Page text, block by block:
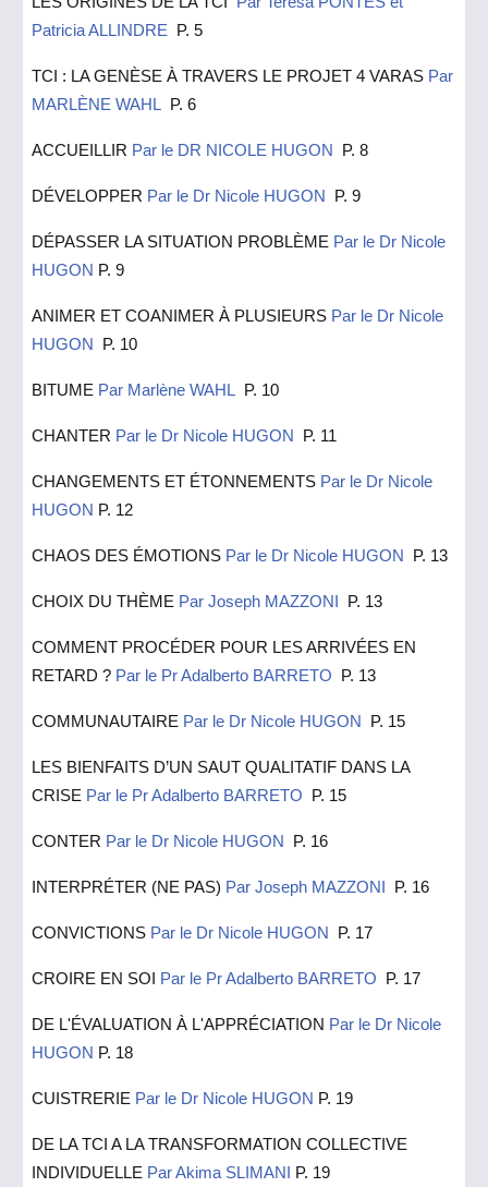
Patricia ALLINDRE P. 5
TCI : LA GENÈSE À TRAVERS LE PROJET 4 VARAS Par
MARLÈNE WAHL P. 6
ACCUEILLIR Par le DR NICOLE HUGON P. 8
DÉVELOPPER Par le Dr Nicole HUGON P. 9
DÉPASSER LA SITUATION PROBLÈME Par le Dr Nicole
HUGON P. 9
ANIMER ET COANIMER À PLUSIEURS Par le Dr Nicole
HUGON
P. 10
BITUME Par Marlène WAHL P. 10
CHANTER Par le Dr Nicole HUGON P. 11
CHANGEMENTS ET ÉTONNEMENTS Par le Dr Nicole
HUGON P. 12
CHAOS DES ÉMOTIONS Par le Dr Nicole HUGON P. 13
CHOIX DU THÈME Par Joseph MAZZONI P. 13
COMMENT PROCÉDER POUR LES ARRIVÉES EN
RETARD ? Par le Pr Adalberto BARRETO P. 13
COMMUNAUTAIRE Par le Dr Nicole HUGON P. 15
LES BIENFAITS D’UN SAUT QUALITATIF DANS LA
CRISE Par le Pr Adalberto BARRETO P. 15
CONTER Par le Dr Nicole HUGON P. 16
INTERPRÉTER (NE PAS) Par Joseph MAZZONI P. 16
CONVICTIONS Par le Dr Nicole HUGON P. 17
CROIRE EN SOI Par le Pr Adalberto BARRETO P. 17
DE L'ÉVALUATION À L'APPRÉCIATION Par le Dr Nicole
HUGON P. 18
CUISTRERIE Par le Dr Nicole HUGON P. 19
DE LA TCI A LA TRANSFORMATION COLLECTIVE
INDIVIDUELLE Par Akima SLIMANI P. 19